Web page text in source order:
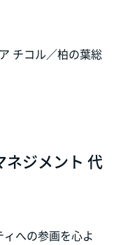
チコル／柏の葉総
ネジメント 代
への参画を心よ